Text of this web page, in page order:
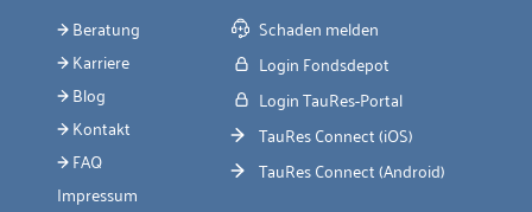
Beratung
Karriere
Blog
Kontakt
FAQ
Impressum
Schaden melden
Login Fondsdepot
Login TauRes-Portal
TauRes Connect (iOS)
TauRes Connect (Android)